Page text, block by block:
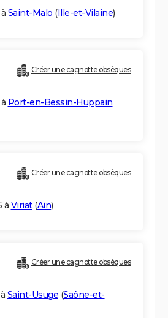
Saint-Malo (Ille-et-Vilaine)
Créer une cagnotte obsèques
Port-en-Bessin-Huppain
Créer une cagnotte obsèques
à Viriat(Ain)
Créer une cagnotte obsèques
Saint-Usuge (Saône-et-